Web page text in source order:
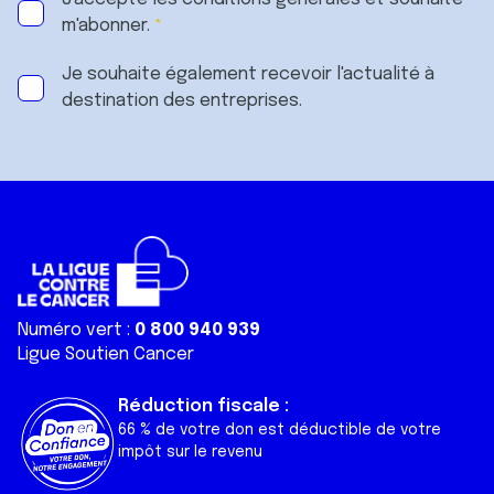
m'abonner.
Je souhaite également recevoir l'actualité à
destination des entreprises.
Numéro vert : 0 800 940 939
Ligue Soutien Cancer
Réduction fiscale :
66 % de votre don est déductible de votre
impôt sur le revenu